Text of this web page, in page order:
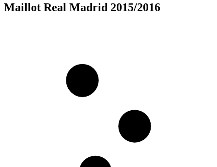
Maillot Real Madrid 2015/2016